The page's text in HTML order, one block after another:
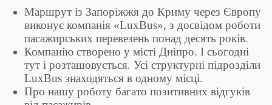
Маршрут із Запоріжжя до Криму через Європу
виконує компанія «LuxBus», з досвідом роботи
пасажирських перевезень понад десять років.
Компанію створено у місті Дніпро. І сьогодні
тут і розташовується. Усі структурні підрозділи
LuxBus знаходяться в одному місці.
Про нашу роботу багато позитивних відгуків